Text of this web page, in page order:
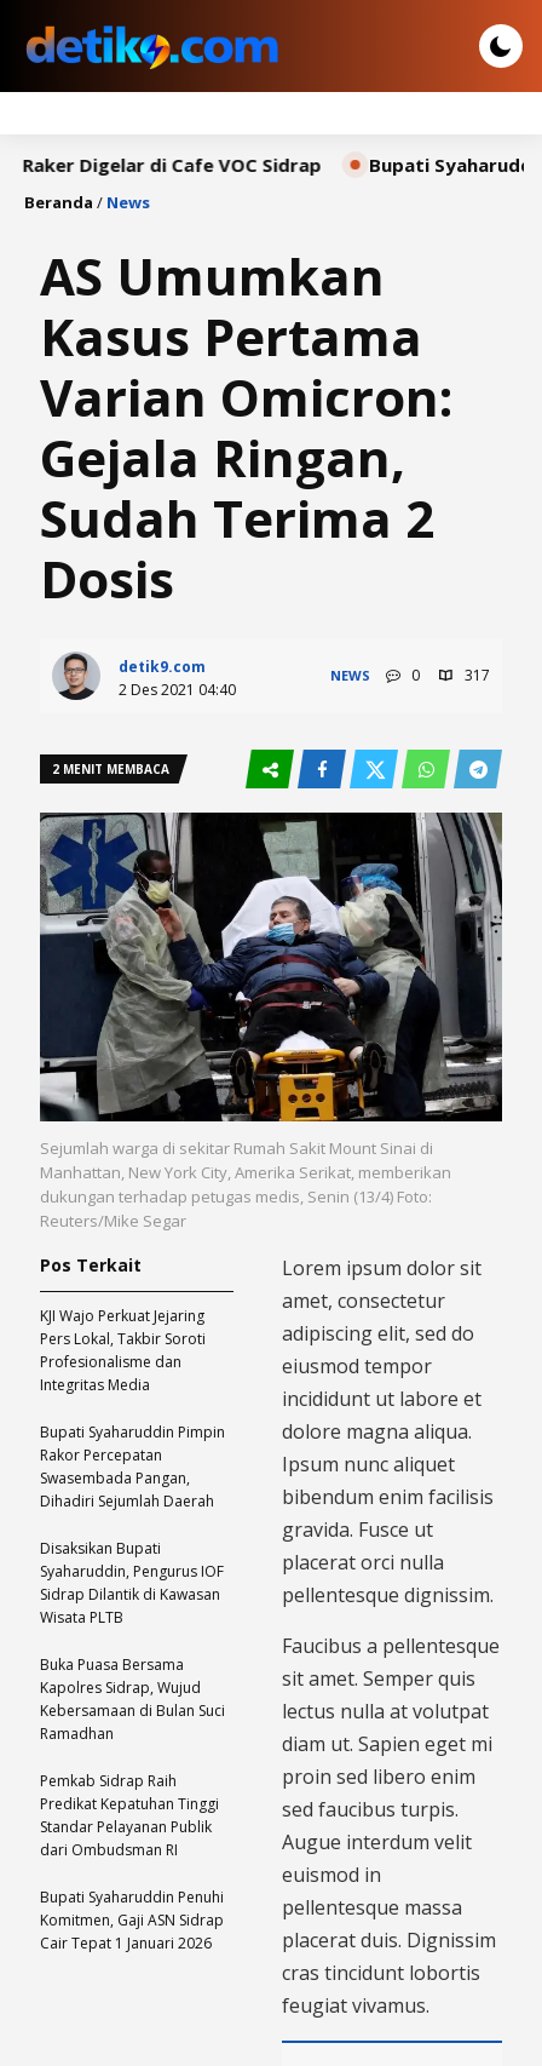
di Cafe VOC Sidrap Bupati Syaharuddin
Beranda / News
AS Umumkan
Kasus Pertama
Varian Omicron:
Gejala Ringan,
Sudah Terima 2
Dosis
detik9.com
2 Des 2021 04:40
NEWS 0 317
2 MENIT MEMBACA
Sejumlah warga di sekitar Rumah Sakit Mount Sinai di
Manhattan, New York City, Amerika Serikat, memberikan
dukungan terhadap petugas medis, Senin (13/4) Foto:
Reuters/Mike Segar
Lorem ipsum dolor sit
amet, consectetur
adipiscing elit, sed do
eiusmod tempor
incididunt ut labore et
dolore magna aliqua.
Ipsum nunc aliquet
bibendum enim facilisis
gravida. Fusce ut
placerat orci nulla
pellentesque dignissim.
Faucibus a pellentesque
sit amet. Semper quis
lectus nulla at volutpat
diam ut. Sapien eget mi
proin sed libero enim
sed faucibus turpis.
Augue interdum velit
euismod in
pellentesque massa
placerat duis. Dignissim
cras tincidunt lobortis
feugiat vivamus.
Pos Terkait
KJI Wajo Perkuat Jejaring
Pers Lokal, Takbir Soroti
Profesionalisme dan
Integritas Media
Bupati Syaharuddin Pimpin
Rakor Percepatan
Swasembada Pangan,
Dihadiri Sejumlah Daerah
Disaksikan Bupati
Syaharuddin, Pengurus IOF
Sidrap Dilantik di Kawasan
Wisata PLTB
Buka Puasa Bersama
Kapolres Sidrap, Wujud
Kebersamaan di Bulan Suci
Ramadhan
Pemkab Sidrap Raih
Predikat Kepatuhan Tinggi
Standar Pelayanan Publik
dari Ombudsman RI
Bupati Syaharuddin Penuhi
Komitmen, Gaji ASN Sidrap
Cair Tepat 1 Januari 2026